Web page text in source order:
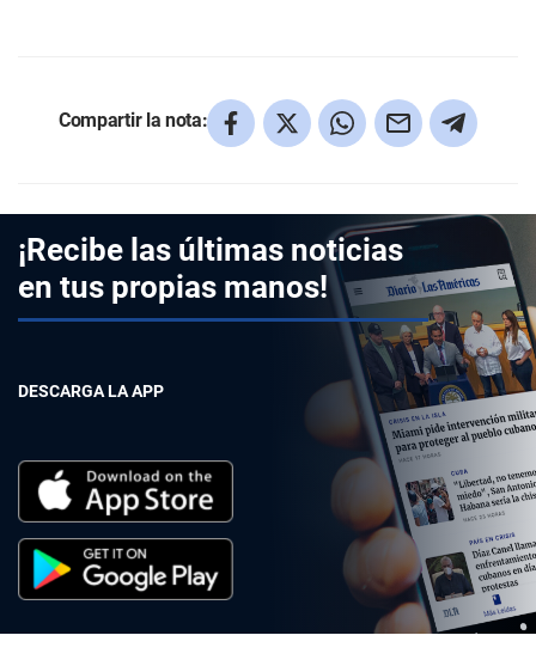
Compartir la nota:
¡Recibe las últimas noticias
en tus propias manos!
DESCARGA LA APP